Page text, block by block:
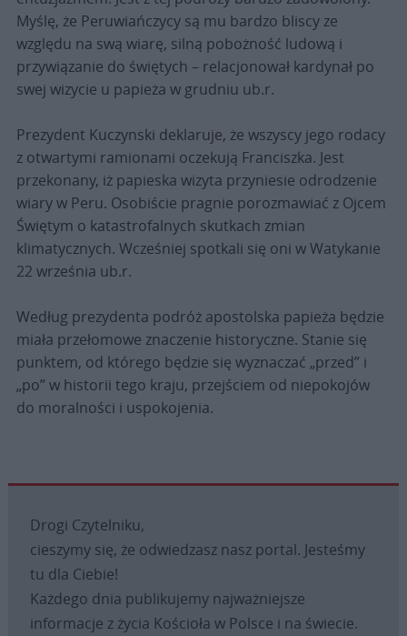
Myślę, że Peruwiańczycy są mu bardzo bliscy ze
względu na swą wiarę, silną pobożność ludową i
przywiązanie do świętych – relacjonował kardynał po
swej wizycie u papieża w grudniu ub.r.
Prezydent Kuczynski deklaruje, że wszyscy jego rodacy
z otwartymi ramionami oczekują Franciszka. Jest
przekonany, iż papieska wizyta przyniesie odrodzenie
wiary w Peru. Osobiście pragnie porozmawiać z Ojcem
Świętym o katastrofalnych skutkach zmian
klimatycznych. Wcześniej spotkali się oni w Watykanie
22 września ub.r.
Według prezydenta podróż apostolska papieża będzie
miała przełomowe znaczenie historyczne. Stanie się
punktem, od którego będzie się wyznaczać „przed” i
„po” w historii tego kraju, przejściem od niepokojów
do moralności i uspokojenia.
Drogi Czytelniku,
cieszymy się, że odwiedzasz nasz portal. Jesteśmy
tu dla Ciebie!
Każdego dnia publikujemy najważniejsze
informacje z życia Kościoła w Polsce i na świecie.